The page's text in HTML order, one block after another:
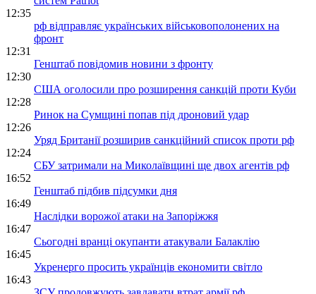
12:35
рф відправляє українських військовополонених на
фронт
12:31
Генштаб повідомив новини з фронту
12:30
США оголосили про розширення санкцій проти Куби
12:28
Ринок на Сумщині попав під дроновий удар
12:26
Уряд Британії розширив санкційний список проти рф
12:24
СБУ затримали на Миколаївщині ще двох агентів рф
16:52
Генштаб підбив підсумки дня
16:49
Наслідки ворожої атаки на Запоріжжя
16:47
Сьогодні вранці окупанти атакували Балаклію
16:45
Укренерго просить українців економити світло
16:43